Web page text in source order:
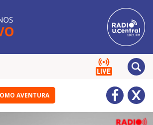
AVENTURA